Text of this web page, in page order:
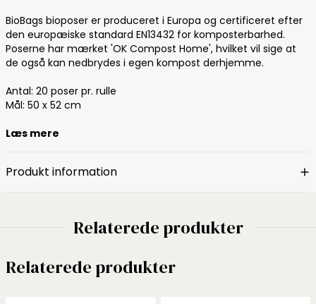
BioBags bioposer er produceret i Europa og certificeret efter
den europæiske standard EN13432 for komposterbarhed.
Poserne har mærket 'OK Compost Home', hvilket vil sige at
de også kan nedbrydes i egen kompost derhjemme.
Antal: 20 poser pr. rulle
Mål: 50 x 52 cm
Læs mere
Produkt information
Relaterede produkter
Relaterede produkter